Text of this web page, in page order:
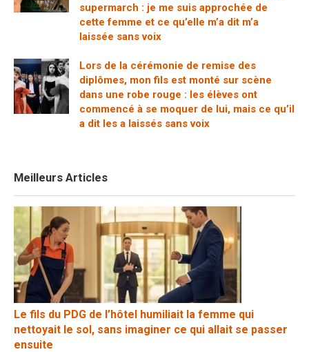
supermarch : je me suis approchée de
cette femme et ce qu’elle m’a dit m’a
laissée sans voix
Lors de la cérémonie de remise des
diplômes, mon fils est monté sur scène
dans une robe rouge : les élèves ont
commencé à se moquer de lui, mais ce qu’il
a dit les a laissés sans voix
Meilleurs Articles
Le fils du PDG de l’hôtel humiliait la femme qui
nettoyait le sol, sans imaginer ce qui allait se passer
ensuite